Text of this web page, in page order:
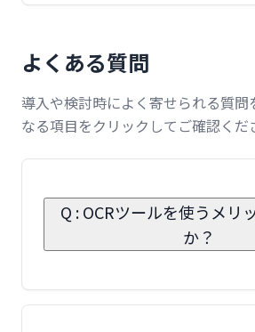
よくある質問
導入や検討時によく寄せられる質
なる項目をクリックしてご確認くだ
Q : OCRツールを使うメリ
か？